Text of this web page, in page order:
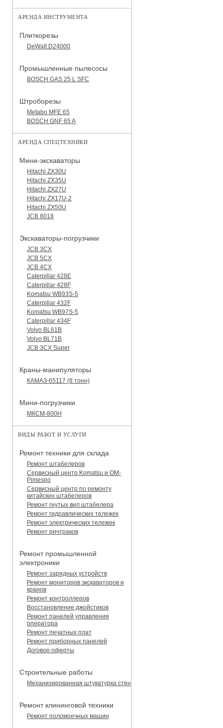
АРЕНДА ИНСТРУМЕНТА
Плиткорезы
DeWalt D24000
Промышленные пылесосы
BOSCH GAS 25 L SFC
Штроборезы
Metabo MFE 65
BOSCH GNF 65 A
АРЕНДА СПЕЦТЕХНИКИ
Мини-экскаваторы
Hitachi ZX30U
Hitachi ZX35U
Hitachi ZX27U
Hitachi ZX17U-2
Hitachi ZX50U
JCB 8018
Экскаваторы-погрузчики
JCB 3CX
JCB 5CX
JCB 4CX
Caterpillar 428E
Caterpillar 428F
Komatsu WB93S-5
Caterpillar 432F
Komatsu WB97S-5
Caterpillar 434F
Volvo BL61B
Volvo BL71B
JCB 3CX Super
Краны-манипуляторы
КАМАЗ-65117 (8 тонн)
Мини-погрузчики
МКСМ-800H
ВИДЫ РАБОТ И УСЛУГИ
Ремонт техники для склада
Ремонт штабелеров
Сервисный центр Komatsu и OM-
Pimespo
Сервисный центр по ремонту
китайских штабелеров
Ремонт гнутых вил штабелера
Ремонт гидравлических тележек
Ремонт электрических тележек
Ремонт ричтраков
Ремонт промышленной
электроники
Ремонт зарядных устройств
Ремонт мониторов экскаваторов и
кранов
Ремонт контроллеров
Восстановление джойстиков
Ремонт панелей управления
оператора
Ремонт печатных плат
Ремонт приборных панелей
Договор оферты
Строительные работы
Механизированная штукатурка стен
Ремонт клининговой техники
Ремонт поломоечных машин